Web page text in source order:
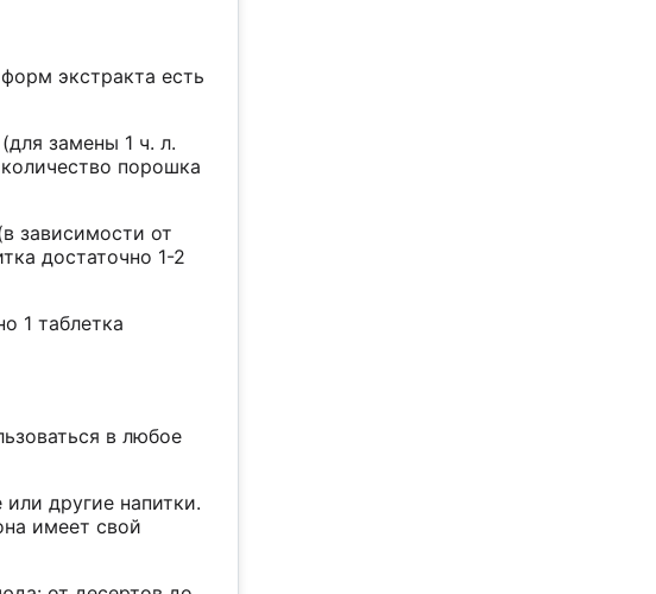
экстракта есть
замены 1 ч. л.
порошка
зависимости от
достаточно 1-2
1 таблетка
в любое
другие напитки.
имеет свой